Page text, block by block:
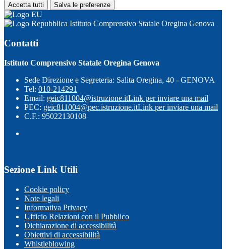
Accetta tutti Salva le preferenze
Istituto Comprensivo Statale Oregina Genova
Contatti
Istituto Comprensivo Statale Oregina Genova
Sede Direzione e Segreteria: Salita Oregina, 40 - GENOVA
Tel: 010-214291
Email: geic811004@istruzione.itLink per inviare una mail
PEC: geic811004@pec.istruzione.itLink per inviare una mail
C.F.: 95022130108
Sezione Link Utili
Cookie policy
Note legali
Informativa Privacy
Ufficio Relazioni con il Pubblico
Dichiarazione di accessibilità
Obiettivi di accessibilità
Whistleblowing